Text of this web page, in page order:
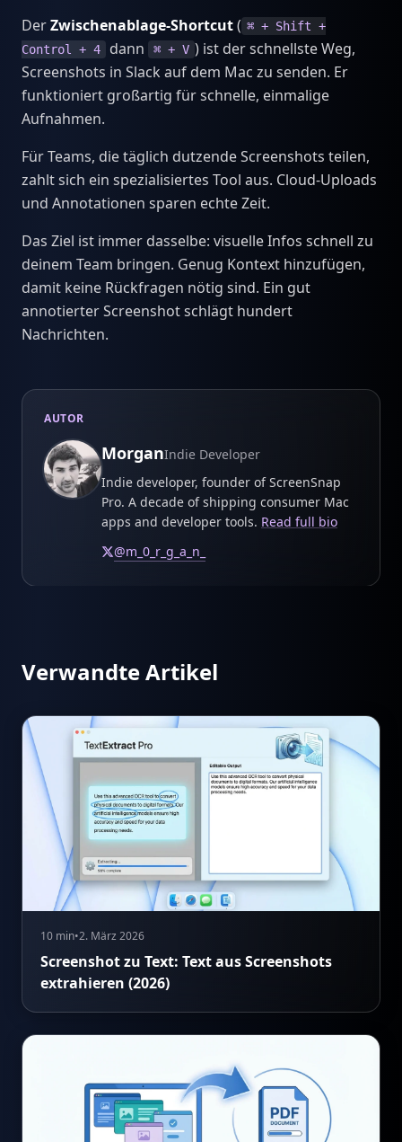
DerZwischenablage-Shortcut( ⌘ + Shift +
Control + 4
dann ⌘ + V ) ist der schnellste Weg,
Screenshots in Slack auf dem Mac zu senden. Er
funktioniert großartig für schnelle, einmalige
Aufnahmen.
Für Teams, die täglich dutzende Screenshots teilen,
zahlt sich ein spezialisiertes Tool aus. Cloud-Uploads
und Annotationen sparen echte Zeit.
Das Ziel ist immer dasselbe: visuelle Infos schnell zu
deinem Team bringen. Genug Kontext hinzufügen,
damit keine Rückfragen nötig sind. Ein gut
annotierter Screenshot schlägt hundert
Nachrichten.
AUTOR
MorganIndie Developer
Indie developer, founder of ScreenSnap
Pro. A decade of shipping consumer Mac
apps and developer tools. Read full bio
@m_0_r_g_a_n_
Verwandte Artikel
10 min•2. März 2026
Screenshot zu Text: Text aus Screenshots
extrahieren (2026)